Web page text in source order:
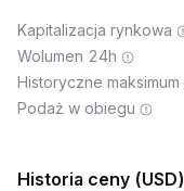
Kapitalizacja rynkowa
Wolumen 24h
Historyczne maksimum
Podaż w obiegu
Historia ceny (USD)